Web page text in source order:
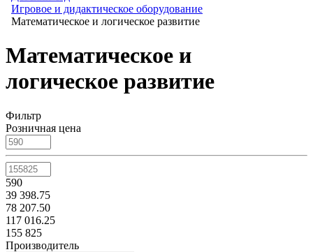
Игровое и дидактическое оборудование
Математическое и логическое развитие
Математическое и
логическое развитие
Фильтр
Розничная цена
590
39 398.75
78 207.50
117 016.25
155 825
Производитель